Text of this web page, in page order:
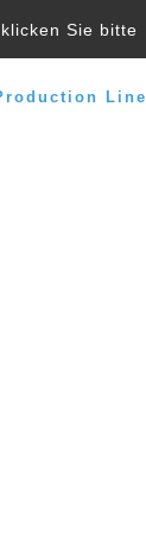
Sie bitte
Line